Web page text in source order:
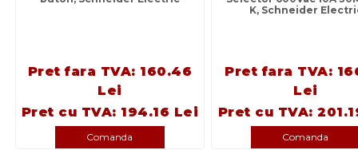
Pret fara TVA: 160.46
Lei
Pret cu TVA: 194.16 Lei
Comanda
K, Schneider
Pret fara TVA:
Lei
Pret cu TVA:
Comanda